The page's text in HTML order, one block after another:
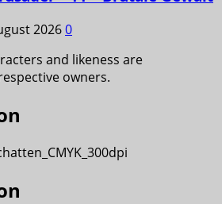
20260
and likeness are
owners.